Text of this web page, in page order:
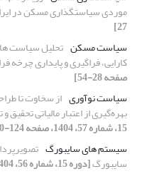
موردی سیاستگذاری مسکن در
27]
سیاست مسکن تحلیل سیاست
کارایی، فراگیری و پایداری
صفحه 28-54]
سیاست نوآوری از سخاوت تا
بهره‌گیری از اعتبار مالیاتی
15، شماره 57، 1404، صفحه 124-150]
سیستم های سایبورگ
سایبورگ[دوره 15، شماره 56، 1404، صفحه 106-129]